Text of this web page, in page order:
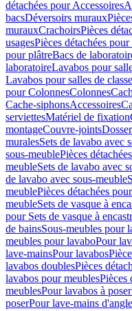
détachées pour Accessoires
bacsDéversoirs muraux
murauxCrachoirsPièces
usagesPièces détachées
pour plâtreBacs de
laboratoireLavabos pour
Lavabos pour salles de classe
pour ColonnesColonnes
Cache-siphonsAccessoires
serviettesMatériel de fixation
montageCouvre-joints
muralesSets de lavabo avec
sous-meublePièces
meubleSets de lavabo avec
de lavabo avec sous-meuble
meublePièces détachées
meubleSets de vasque à
pour Sets de vasque à
de bainsSous-meubles pour
meubles pour lavaboPour
lave-mainsPour lavabos
lavabos doublesPièces
lavabos pour meublesPièces
meublesPour lavabos à poser
poserPour lave-mains d'angle